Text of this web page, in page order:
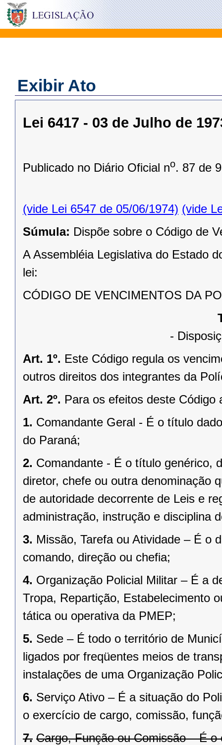
Exibir Ato
Lei 6417 - 03 de Julho de
Publicado no Diário Oficial no. 87 de
(vide Lei 6547 de 05/06/1974) (vide
Súmula: Dispõe sobre o Código de
A Assembléia Legislativa do Estado
lei:
CÓDIGO DE VENCIMENTOS DA
-
Art. 1º. Este Código regula os
outros direitos dos integrantes da
Art. 2º. Para os efeitos deste
1. Comandante Geral - É o título
do Paraná;
2. Comandante - É o título genérico,
diretor, chefe ou outra denominação
de autoridade decorrente de Leis e
administração, instrução e disciplina
3. Missão, Tarefa ou Atividade – É o
comando, direção ou chefia;
4. Organização Policial Militar – É a
Tropa, Repartição, Estabelecimento
tática ou operativa da PMEP;
5. Sede – É todo o território de
ligados por freqüentes meios de
instalações de uma Organização
6. Serviço Ativo – É a situação do
o exercício de cargo, comissão,
7. Cargo, Função ou Comissão – É